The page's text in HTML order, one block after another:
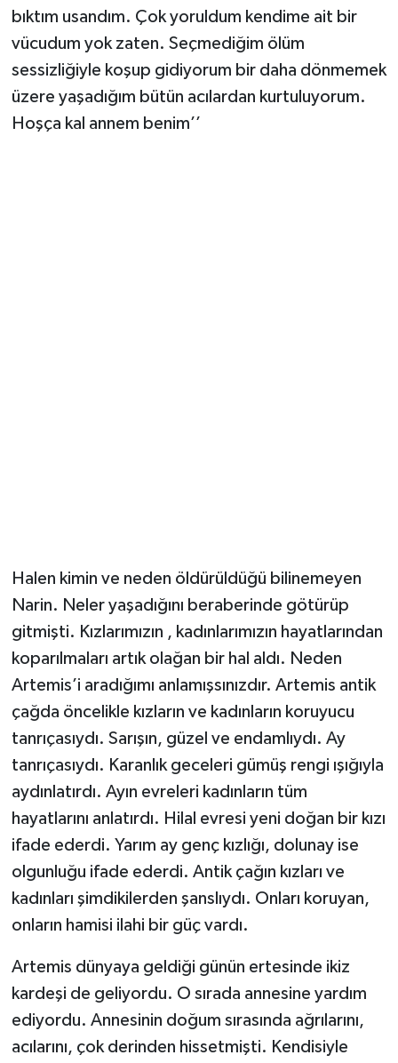
bıktım usandım. Çok yoruldum kendime ait bir
vücudum yok zaten. Seçmediğim ölüm
sessizliğiyle koşup gidiyorum bir daha dönmemek
üzere yaşadığım bütün acılardan kurtuluyorum.
Hoşça kal annem benim’’
Halen kimin ve neden öldürüldüğü bilinemeyen
Narin. Neler yaşadığını beraberinde götürüp
gitmişti. Kızlarımızın , kadınlarımızın hayatlarından
koparılmaları artık olağan bir hal aldı. Neden
Artemis’i aradığımı anlamışsınızdır. Artemis antik
çağda öncelikle kızların ve kadınların koruyucu
tanrıçasıydı. Sarışın, güzel ve endamlıydı. Ay
tanrıçasıydı. Karanlık geceleri gümüş rengi ışığıyla
aydınlatırdı. Ayın evreleri kadınların tüm
hayatlarını anlatırdı. Hilal evresi yeni doğan bir kızı
ifade ederdi. Yarım ay genç kızlığı, dolunay ise
olgunluğu ifade ederdi. Antik çağın kızları ve
kadınları şimdikilerden şanslıydı. Onları koruyan,
onların hamisi ilahi bir güç vardı.
Artemis dünyaya geldiği günün ertesinde ikiz
kardeşi de geliyordu. O sırada annesine yardım
ediyordu. Annesinin doğum sırasında ağrılarını,
acılarını, çok derinden hissetmişti. Kendisiyle